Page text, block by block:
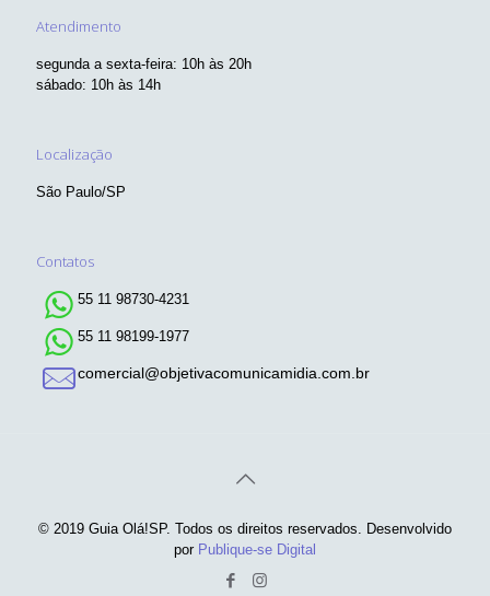
Atendimento
segunda a sexta-feira: 10h às 20h
sábado: 10h às 14h
Localização
São Paulo/SP
Contatos
55 11 98730-4231
55 11 98199-1977
comercial@objetivacomunicamidia.com.br
© 2019 Guia Olá!SP. Todos os direitos reservados. Desenvolvido
por Publique-se Digital